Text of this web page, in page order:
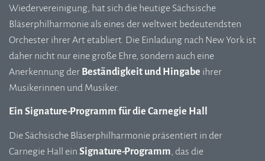
Wiedervereinigung, hat sich die heutige Sächsische
Bläserphilharmonie als eines der weltweit bedeutendsten
Orchester ihrer Art etabliert. Die Einladung nach New York ist
daher nicht nur eine große Ehre, sondern auch eine
Anerkennung der Beständigkeit und Hingabe ihrer
Musikerinnen und Musiker.
Ein Signature-Programm für die Carnegie Hall
Die Sächsische Bläserphilharmonie präsentiert in der
Carnegie Hall ein Signature-Programm , das die